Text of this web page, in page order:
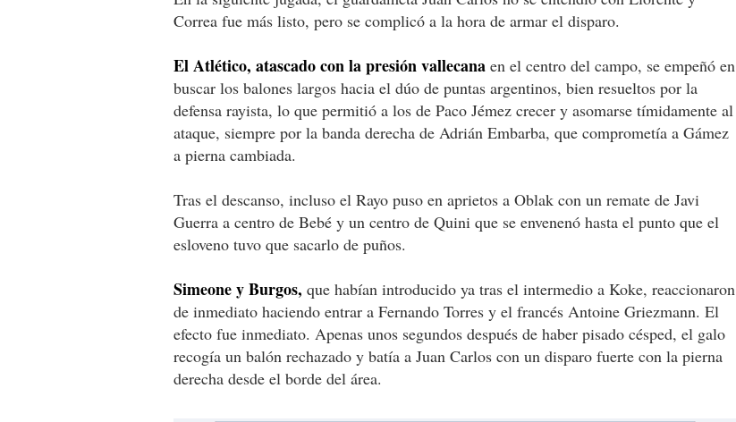
Correa fue más listo, pero se complicó a la hora de armar el disparo.
El Atlético, atascado con la presión vallecana en el centro del campo, se empeñó en
buscar los balones largos hacia el dúo de puntas argentinos, bien resueltos por la
defensa rayista, lo que permitió a los de Paco Jémez crecer y asomarse tímidamente al
ataque, siempre por la banda derecha de Adrián Embarba, que comprometía a Gámez
a pierna cambiada.
Tras el descanso, incluso el Rayo puso en aprietos a Oblak con un remate de Javi
Guerra a centro de Bebé y un centro de Quini que se envenenó hasta el punto que el
esloveno tuvo que sacarlo de puños.
Simeone y Burgos, que habían introducido ya tras el intermedio a Koke, reaccionaron
de inmediato haciendo entrar a Fernando Torres y el francés Antoine Griezmann. El
efecto fue inmediato. Apenas unos segundos después de haber pisado césped, el galo
recogía un balón rechazado y batía a Juan Carlos con un disparo fuerte con la pierna
derecha desde el borde del área.